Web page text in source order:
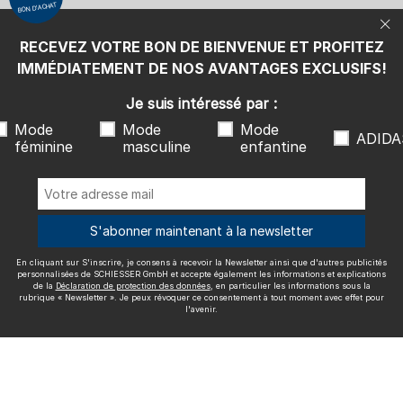
protection des données, en particulier les informations sous la
rubrique « Newsletter ». Je peux révoquer ce consentement à tout
Nous livrons avec
Excellente qualité
Plus d'informations sur nos évaluations
RECEVEZ VOTRE BON DE BIENVENUE ET PROFITEZ
IMMÉDIATEMENT DE NOS AVANTAGES EXCLUSIFS!
BON D'ACHAT
Je suis intéressé par :
Mode
féminine
Mode
masculine
Mode
enfantine
S'abonner maintenant à la newsletter
En cliquant sur S'inscrire, je consens à recevoir la Newsletter ainsi que d'autres publicités
personnalisées de SCHIESSER GmbH et accepte également les informations et explications
de la Déclaration de protection des données, en particulier les informations sous la
rubrique « Newsletter ». Je peux révoquer ce consentement à tout moment avec effet pour
l'avenir.